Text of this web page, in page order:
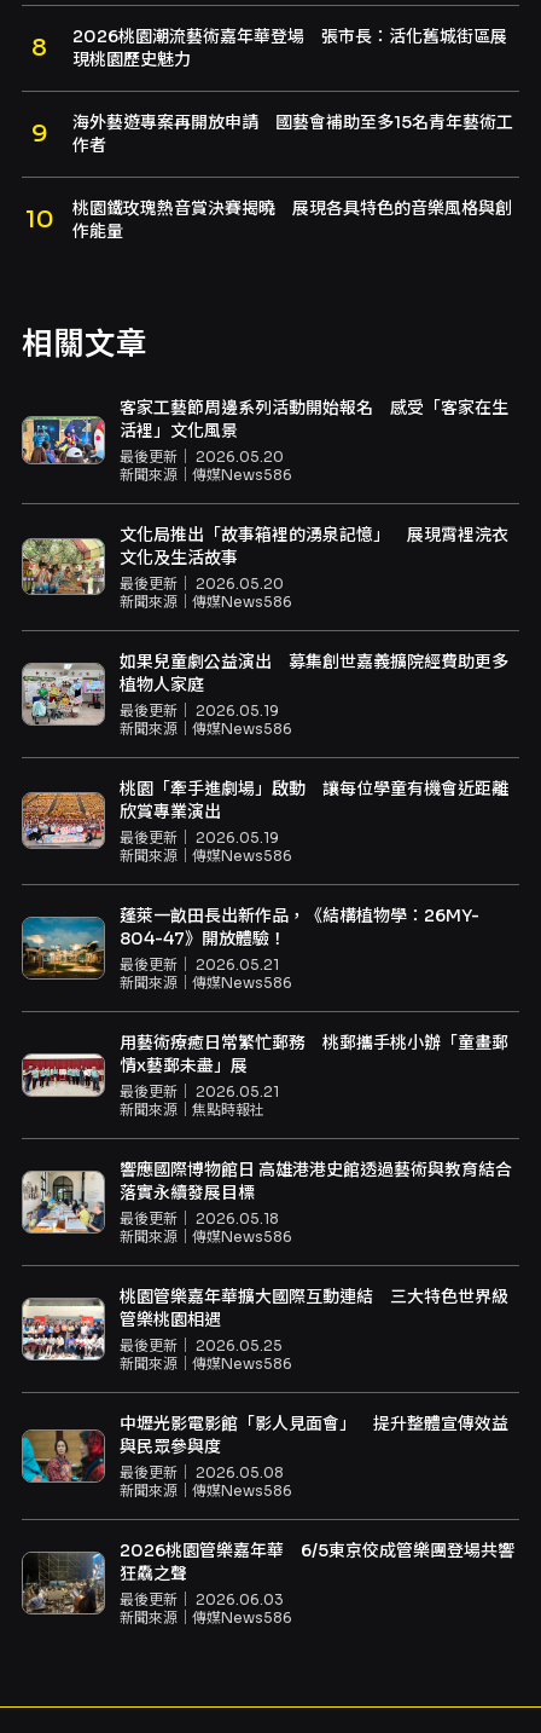
2026桃園潮流藝術嘉年華登場 張市長：活化舊城街區展
現桃園歷史魅力
海外藝遊專案再開放申請 國藝會補助至多15名青年藝術工
作者
桃園鐵玫瑰熱音賞決賽揭曉 展現各具特色的音樂風格與創
作能量
相關文章
客家工藝節周邊系列活動開始報名 感受「客家在生
活裡」文化風景
最後更新｜ 2026.05.20
新聞來源｜ 傳媒News586
文化局推出「故事箱裡的湧泉記憶」 展現霄裡浣衣
文化及生活故事
最後更新｜ 2026.05.20
新聞來源｜ 傳媒News586
如果兒童劇公益演出 募集創世嘉義擴院經費助更多
植物人家庭
最後更新｜ 2026.05.19
新聞來源｜ 傳媒News586
桃園「牽手進劇場」啟動 讓每位學童有機會近距離
欣賞專業演出
最後更新｜ 2026.05.19
新聞來源｜ 傳媒News586
蓬萊一畝田長出新作品，《結構植物學：26MY-
804-47》開放體驗！
最後更新｜ 2026.05.21
新聞來源｜ 傳媒News586
用藝術療癒日常繁忙郵務 桃郵攜手桃小辦「童畫郵
情x藝郵未盡」展
最後更新｜ 2026.05.21
新聞來源｜ 焦點時報社
響應國際博物館日 高雄港港史館透過藝術與教育結合
落實永續發展目標
最後更新｜ 2026.05.18
新聞來源｜ 傳媒News586
桃園管樂嘉年華擴大國際互動連結 三大特色世界級
管樂桃園相遇
最後更新｜ 2026.05.25
新聞來源｜ 傳媒News586
中壢光影電影館「影人見面會」 提升整體宣傳效益
與民眾參與度
最後更新｜ 2026.05.08
新聞來源｜ 傳媒News586
2026桃園管樂嘉年華 6/5東京佼成管樂團登場共響
狂驫之聲
最後更新｜ 2026.06.03
新聞來源｜ 傳媒News586